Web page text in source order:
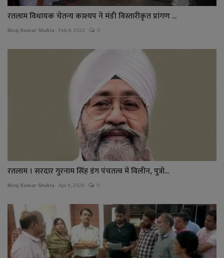
रतलाम विधायक चेतन्य काश्यप ने मंडी विस्तारीकृत प्रांगण ...
Niraj Kumar Shukla Feb 6, 2022 0
रतलाम । सरदार गुरनाम सिंह डंग पंचतत्व में विलीन, पुत्रो...
Niraj Kumar Shukla Apr 8, 2026 0